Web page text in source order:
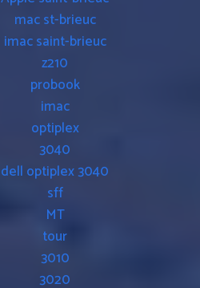
mac st-brieuc
imac saint-brieuc
z210
probook
imac
optiplex
3040
dell optiplex 3040
sff
MT
tour
3010
3020